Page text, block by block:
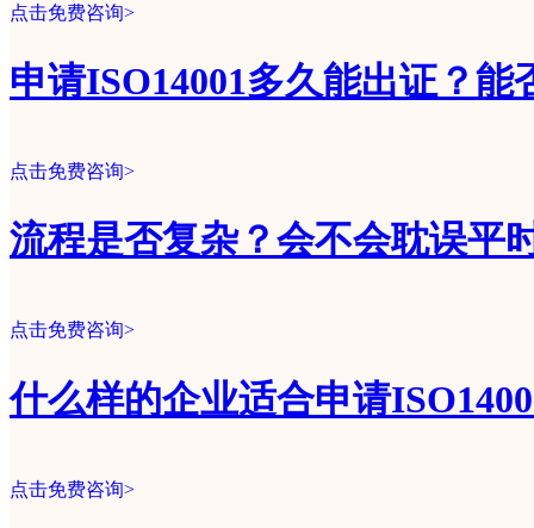
点击免费咨询>
申请ISO14001多久能出证？能
点击免费咨询>
流程是否复杂？会不会耽误平
点击免费咨询>
什么样的企业适合申请
点击免费咨询>